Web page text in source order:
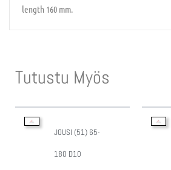
length 160 mm.
Tutustu Myös
JOUSI (51) 65-
180 D10